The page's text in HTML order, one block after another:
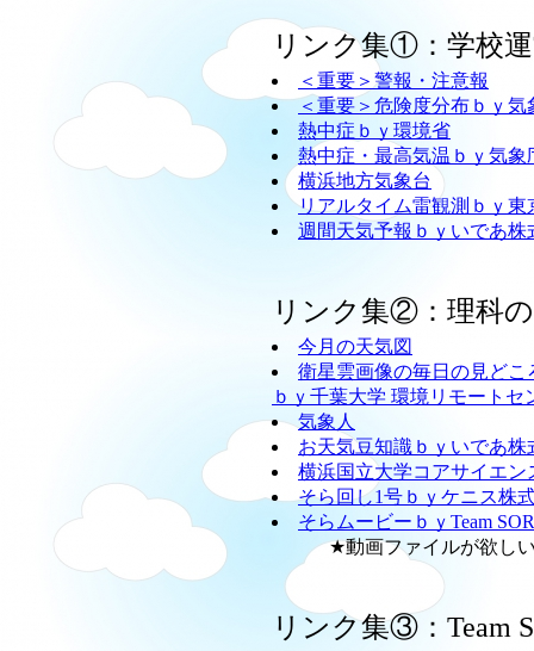
リンク集①：学校
＜重要＞警報・注意報
＜重要＞危険度分布ｂｙ気
熱中症ｂｙ環境省
熱中症・最高気温ｂｙ気象
横浜地方気象台
リアルタイム雷観測ｂｙ東
週間天気予報ｂｙいであ株
リンク集②：理科
今月の天気図
衛星雲画像の毎日の見どこ
ｂｙ千葉大学 環境リモート
気象人
お天気豆知識ｂｙいであ株
横浜国立大学コアサイエン
そら回し1号ｂｙケニス株
そらムービーｂｙTeam
★動画ファイルが欲しい
リンク集③：Team